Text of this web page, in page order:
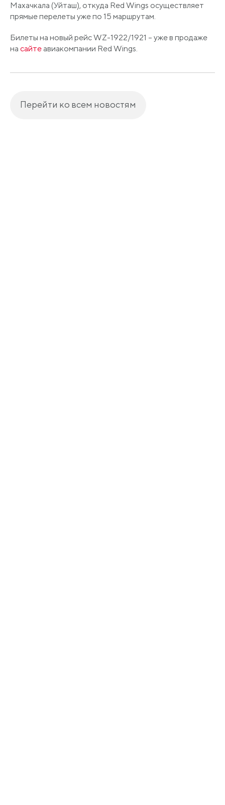
Махачкала (Уйташ), откуда Red Wings осуществляет
прямые перелеты уже по 15 маршрутам.
Билеты на новый рейс WZ-1922/1921 – уже в продаже
на сайте авиакомпании Red Wings.
Перейти ко всем новостям